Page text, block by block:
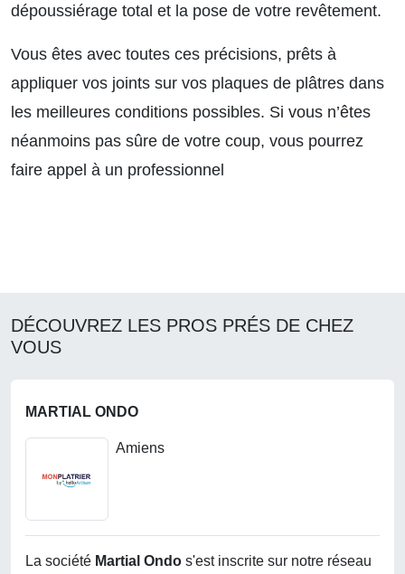
dépoussiérage total et la pose de votre revêtement.
Vous êtes avec toutes ces précisions, prêts à
appliquer vos joints sur vos plaques de plâtres dans
les meilleures conditions possibles. Si vous n’êtes
néanmoins pas sûre de votre coup, vous pourrez
faire appel à un professionnel
DÉCOUVREZ LES PROS PRÉS DE CHEZ
VOUS
MARTIAL ONDO
Amiens
La société Martial Ondo s'est inscrite sur notre réseau